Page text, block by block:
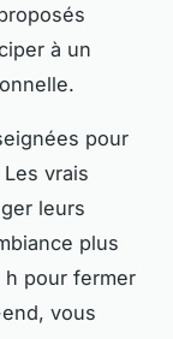
à un
pour
vrais
leurs
plus
h pour fermer
vous